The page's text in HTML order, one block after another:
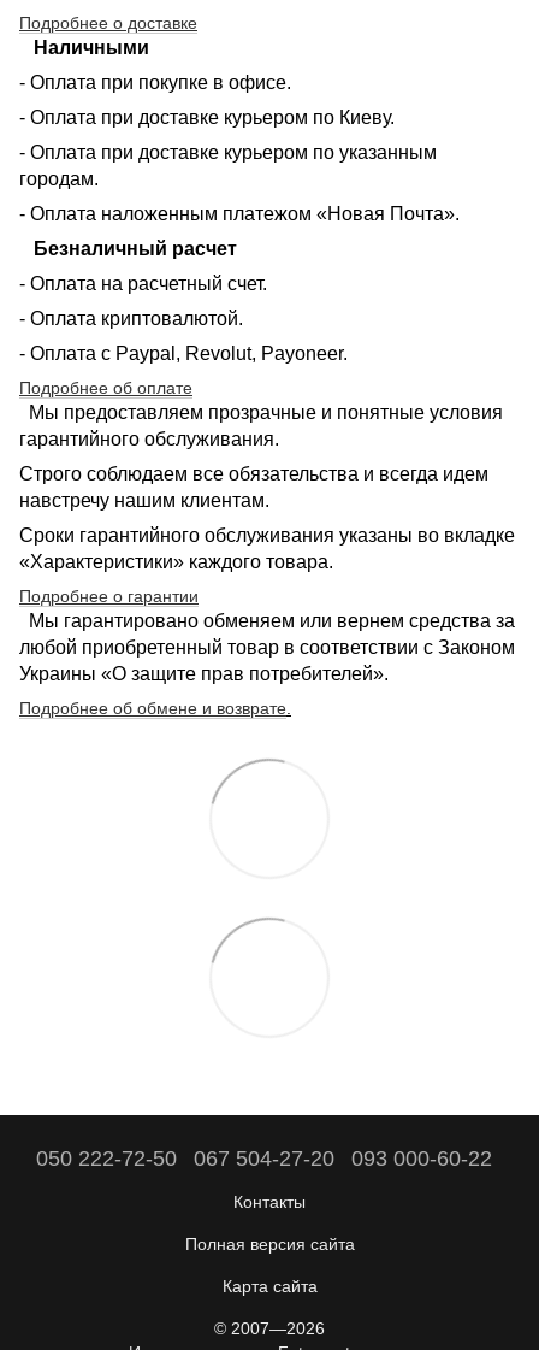
Подробнее о доставке
Наличными
- Оплата при покупке в офисе.
- Оплата при доставке курьером по Киеву.
- Оплата при доставке курьером по указанным
городам.
- Оплата наложенным платежом «Новая Почта».
Безналичный расчет
- Оплата на расчетный счет.
- Оплата криптовалютой.
- Оплата с Paypal, Revolut, Payoneer.
Подробнее об оплате
Мы предоставляем прозрачные и понятные условия
гарантийного обслуживания.
Строго соблюдаем все обязательства и всегда идем
навстречу нашим клиентам.
Сроки гарантийного обслуживания указаны во вкладке
«Характеристики» каждого товара.
Подробнее о гарантии
Мы гарантировано обменяем или вернем средства за
любой приобретенный товар в соответствии с Законом
Украины «О защите прав потребителей».
Подробнее об обмене и возврате
050 222-72-50 067 504-27-20 093 000-60-22
Контакты
Полная версия сайта
Карта сайта
© 2007—2026